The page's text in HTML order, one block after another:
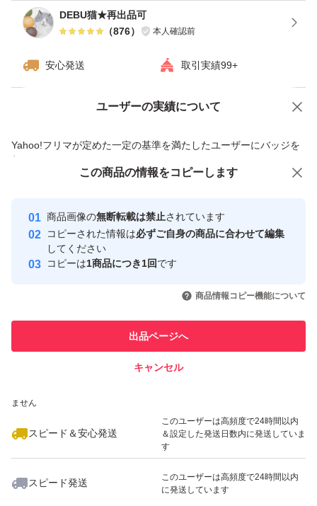
DEBU猫★再出品可
（876） 本人確認前
安心発送 取引実績99+
ユーザーの実績について
Yahoo!フリマが定めた一定の基準を満たしたユーザーにバッジを
付与しています
安心取引出品者
心・安全なユーザーです
取引実績
引を完了させた実績があります
での取引実績があります
ません
スピード＆安心発送
このユーザーは高頻度で24時間以内
＆設定した発送日数内に発送していま
す
スピード発送
このユーザーは高頻度で24時間以内
に発送しています
価格の相談 商品への質問
この商品の情報をコピーします
商品画像の無断転載は禁止されています
コピーされた情報は必ずご自身の商品に合わせて編集
してください
コピーは1商品につき1回です
商品情報コピー機能について
出品ページへ
キャンセル
この商品をみている人にオススメ
いいね！
2,950